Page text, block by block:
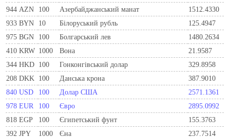
944 AZN 100 Азербайджанський манат
1512.4330
933 BYN 10 Бiлоруський рубль
125.4947
975 BGN 100 Болгарський лев
1480.2634
410 KRW 1000 Вона
21.9587
344 HKD 100 Гонконгівський долар
329.8958
208 DKK 100 Данська крона
387.9010
840 USD 100 Долар США
2571.1361
978 EUR 100 Євро
2895.0992
818 EGP 100 Єгипетський фунт
155.3763
392 JPY 1000 Єна
237.7514